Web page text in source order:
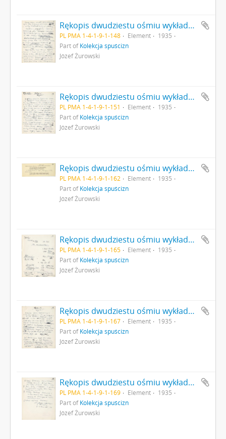
Rękopis dwudziestu ośmiu wykładów Józefa Żurowskiego pt. "Zagadnienie Kopca Krakusa na tle zabytków pokrewnych" z roku akademickiego 1934/35 strona 148: Wykład czternasty cd. "[…] Powraca zatem […]" autorska strona 70
PL PMA 1-4-1-9-1-148 Element
1935
Part ofKolekcja spuścizn
Józef Żurowski
Rękopis dwudziestu ośmiu wykładów Józefa Żurowskiego pt. "Zagadnienie Kopca Krakusa na tle zabytków pokrewnych" z roku akademickiego 1934/35 strona 151: "Wykład 15 […]" autorska strona 72
PL PMA 1-4-1-9-1-151 Element
1935
Part ofKolekcja spuścizn
Józef Żurowski
Rękopis dwudziestu ośmiu wykładów Józefa Żurowskiego pt. "Zagadnienie Kopca Krakusa na tle zabytków pokrewnych" z roku akademickiego 1934/35 strona 162: Wykład szesnasty cd. "[…] Kobietom wznoszono […]" autorska strona 78 (maszynopis)
PL PMA 1-4-1-9-1-162 Element
1935
Part ofKolekcja spuścizn
Józef Żurowski
Rękopis dwudziestu ośmiu wykładów Józefa Żurowskiego pt. "Zagadnienie Kopca Krakusa na tle zabytków pokrewnych" z roku akademickiego 1934/35 strona 165: Wykład szesnasty cd. "[…] Ryciny: […]" autorska strona 80
PL PMA 1-4-1-9-1-165 Element
1935
Part ofKolekcja spuścizn
Józef Żurowski
Rękopis dwudziestu ośmiu wykładów Józefa Żurowskiego pt. "Zagadnienie Kopca Krakusa na tle zabytków pokrewnych" z roku akademickiego 1934/35 strona 167: "Wykład 17 […]" autorska strona 81
PL PMA 1-4-1-9-1-167 Element
1935
Part ofKolekcja spuścizn
Józef Żurowski
Rękopis dwudziestu ośmiu wykładów Józefa Żurowskiego pt. "Zagadnienie Kopca Krakusa na tle zabytków pokrewnych" z roku akademickiego 1934/35 strona 169: Wykład siedemnasty cd. "[…] 2). Badania Schliemanna […]" autorska strona 82
PL PMA 1-4-1-9-1-169 Element
1935
Part ofKolekcja spuścizn
Józef Żurowski